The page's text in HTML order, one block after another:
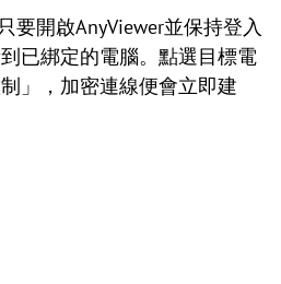
要開啟AnyViewer並保持登入
已綁定的電腦。點選目標電
」，加密連線便會立即建